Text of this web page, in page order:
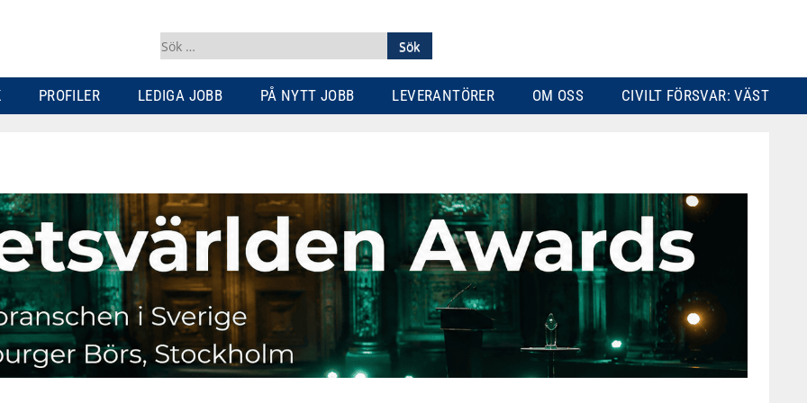
Sök
efter:
PROFILER LEDIGA JOBB PÅ NYTT JOBB LEVERANTÖRER OM OSS CIVILT FÖRSVAR: VÄST